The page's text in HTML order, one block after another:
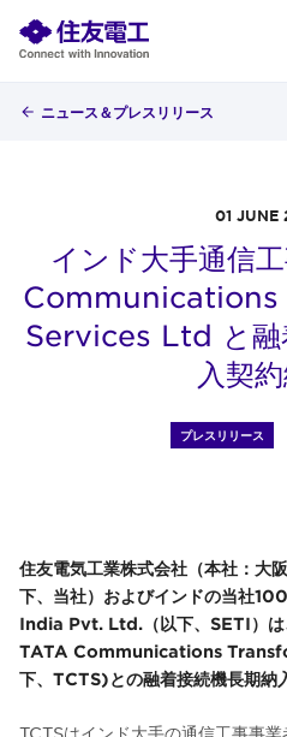
ニュース＆プレスリリース
01 JUNE
インド大手通信
Services Ltd と融
入契
プレスリリース
住友電気工業株式会社（本社：大
下、当社）およびインドの当社
India Pvt. Ltd.（以下、SETI）は
TATA Communications
下、TCTS)との融着接続機長期納
TCTSはインド大手の通信工事事